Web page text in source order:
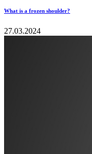
What is a frozen shoulder?
27.03.2024